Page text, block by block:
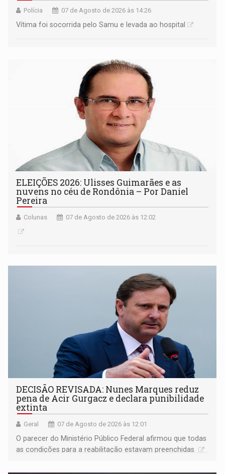
Polícia 07 de Agosto de 2026 às 14:26
Vítima foi socorrida pelo Samu e levada ao hospital
ELEIÇÕES 2026: Ulisses Guimarães e as
nuvens no céu de Rondônia – Por Daniel
Pereira
Colunas 07 de Agosto de 2026 às 12:02
DECISÃO REVISADA: Nunes Marques reduz
pena de Acir Gurgacz e declara punibilidade
extinta
Geral 07 de Agosto de 2026 às 12:01
O parecer do Ministério Público Federal afirmou que todas
as condições para a reabilitação estavam preenchidas